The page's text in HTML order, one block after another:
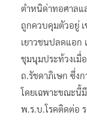
ตำหนิด่าทอศาลแ
ถูกควบคุมตัวอยู่
เยาวชนปลดแอก
ชุมนุมประท้วงเมื่
ถ.รัชดาภิเษก ซึ่ง
โดยเฉพาะขณะนี้
พ.ร.บ.โรคติดต่อ